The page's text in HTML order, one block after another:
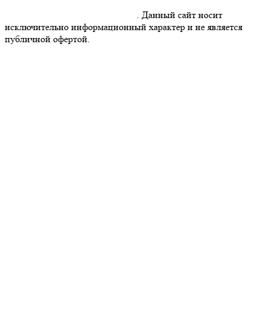
. Данный сайт носит
исключительно информационный характер и не является
публичной офертой.